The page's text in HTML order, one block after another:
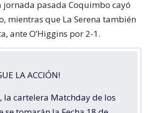
jornada pasada Coquimbo cayó
mientras que La Serena también
ante O’Higgins por 2-1.
LA ACCIÓN!
la cartelera Matchday de los